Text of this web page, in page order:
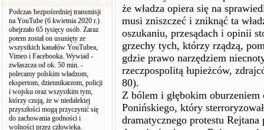
Podczas bezpośredniej transmisji
na YouTube (6 kwietnia 2020 r.)
obejrzało 65 tysięcy osób. Zaraz
potem został on usunięty ze
wszystkich kanałów YouTubea,
Vimeo i Facebooka. Wywiad -
zwłaszcza od ok. 50 min. -
polecamy polskim władzom,
ekspertom, dziennikarzom, policji
i wojsku oraz wszystkim tym,
którzy czują, że w niedalekiej
przyszłości mogą przyczynić się
do zachowania godności i
wolności przez człowieka.
że władza opiera się na
musi zniszczeć i zniknąć ta
oszukaniu, przesądach i opinii
grzechy tych, którzy rządzą,
gdzie prawo narzędziem
rzeczpospolitą łupieżców,
80).
Z bólem i głębokim oburzeniem
Ponińskiego, który
dramatycznego protestu